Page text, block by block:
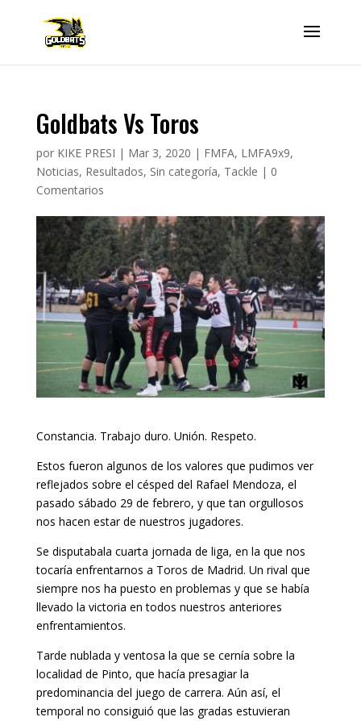
Goldbats Vs Toros
por KIKE PRESI | Mar 3, 2020 | FMFA, LMFA9x9,
Noticias, Resultados, Sin categoría, Tackle | 0
Comentarios
Constancia. Trabajo duro. Unión. Respeto.
Estos fueron algunos de los valores que pudimos ver
reflejados sobre el césped del Rafael Mendoza, el
pasado sábado 29 de febrero, y que tan orgullosos
nos hacen estar de nuestros jugadores.
Se disputabala cuarta jornada de liga, en la que nos
tocaría enfrentarnos a Toros de Madrid. Un rival que
siempre nos ha puesto en problemas y que se había
llevado la victoria en todos nuestros anteriores
enfrentamientos.
Tarde nublada y ventosa la que se cernía sobre la
localidad de Pinto, que hacía presagiar la
predominancia del juego de carrera. Aún así, el
temporal no consiguió que las gradas estuvieran